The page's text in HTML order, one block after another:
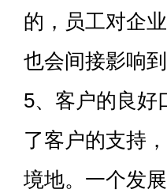
的，员工对企
也会间接影响
5、客户的良好
了客户的支持
境地。一个发